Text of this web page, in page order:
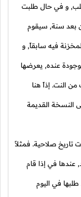
و في حال طلبت
بعد سنة, سيقوم
فيه سابقاً, و
عنده, يعرضها
النت. إذاً هنا
النسخة القديمة
تاريخ صلاحية. فمثلاً
في إذا قام
في اليوم